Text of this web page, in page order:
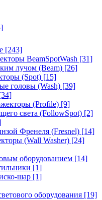
[243]
BeamSpotWash [31]
лучом (Beam) [26]
(Spot) [15]
головы (Wash) [39]
(Profile) [9]
света (FollowSpot) [2]
Френеля (Fresnel) [14]
(Wall Washer) [24]
оборудованием [14]
[1]
шар [1]
оборудования [19]